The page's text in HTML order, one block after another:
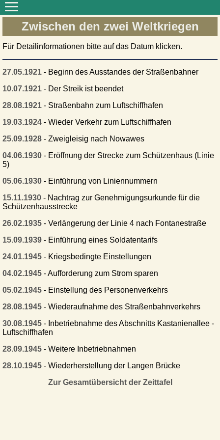
Zwischen den zwei Weltkriegen
Für Detailinformationen bitte auf das Datum klicken.
27.05.1921- Beginn des Ausstandes der Straßenbahner
10.07.1921- Der Streik ist beendet
28.08.1921- Straßenbahn zum Luftschiffhafen
19.03.1924- Wieder Verkehr zum Luftschiffhafen
25.09.1928- Zweigleisig nach Nowawes
04.06.1930- Eröffnung der Strecke zum Schützenhaus (Linie
5)
05.06.1930- Einführung von Liniennummern
15.11.1930- Nachtrag zur Genehmigungsurkunde für die
Schützenhausstrecke
26.02.1935- Verlängerung der Linie 4 nach Fontanestraße
15.09.1939- Einführung eines Soldatentarifs
24.01.1945- Kriegsbedingte Einstellungen
04.02.1945- Aufforderung zum Strom sparen
05.02.1945- Einstellung des Personenverkehrs
28.08.1945- Wiederaufnahme des Straßenbahnverkehrs
30.08.1945- Inbetriebnahme des Abschnitts Kastanienallee -
Luftschiffhafen
28.09.1945- Weitere Inbetriebnahmen
28.10.1945- Wiederherstellung der Langen Brücke
Zur Gesamtübersicht der Zeittafel